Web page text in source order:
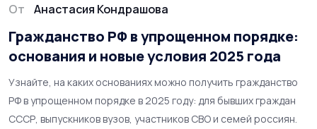
От Анастасия Кондрашова
Гражданство РФ в упрощенном порядке:
основания и новые условия 2025 года
Узнайте, на каких основаниях можно получить гражданство
РФ в упрощенном порядке в 2025 году: для бывших граждан
СССР, выпускников вузов, участников СВО и семей россиян.